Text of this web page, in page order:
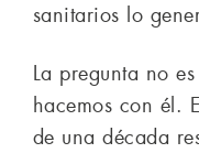
sanitarios lo
La pregunta no
hacemos con él.
de una década